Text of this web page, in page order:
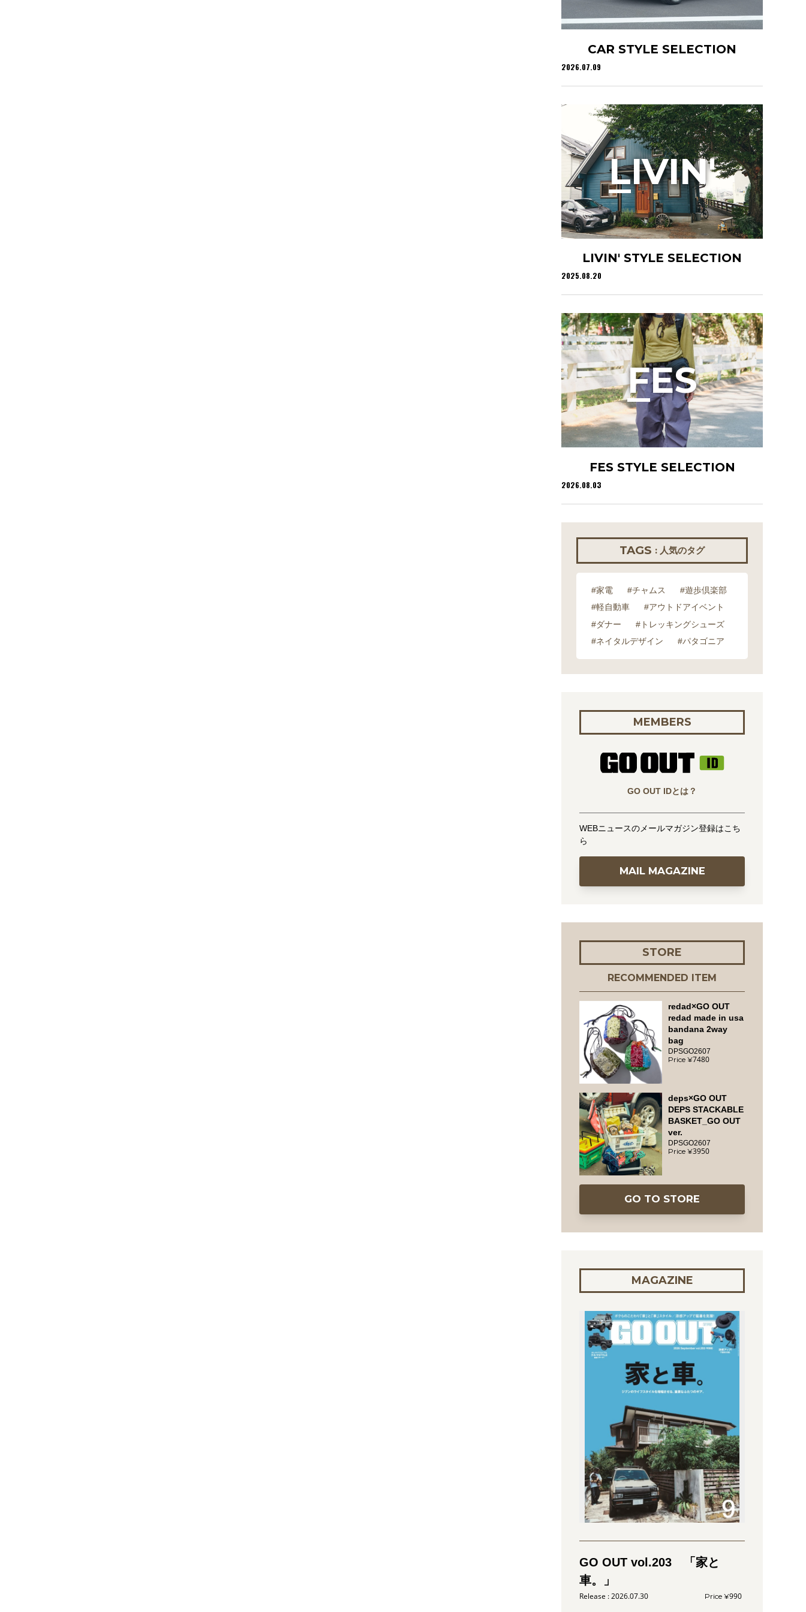
CAR STYLE SELECTION
2026.07.09
LIVIN' STYLE SELECTION
2025.08.20
LIVIN'
FES STYLE SELECTION
2026.08.03
FES
TAGS : 人気のタグ
#家電 #チャムス
#遊歩倶楽部
#軽自動車
#アウトドアイベント
#ダナー
#トレッキングシューズ
#ネイタルデザイン
#パタゴニア
MEMBERS
GO OUT IDとは？
WEBニュースのメールマガジン登録はこち
ら
MAIL MAGAZINE
STORE
RECOMMENDED ITEM
redad×GO OUT
redad made in usa
bandana 2way
bag
DPSGO2607
7480
deps×GO OUT
DEPS STACKABLE
BASKET_GO OUT
ver.
DPSGO2607
3950
GO TO STORE
MAGAZINE
GO OUT vol.203 「家と
車。」
2026.07.30 990